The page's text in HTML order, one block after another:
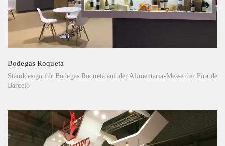
Bodegas Roqueta
Standdesign für Bodegas Roqueta auf der Alimentaria-Messe der Fira de
Barcelo